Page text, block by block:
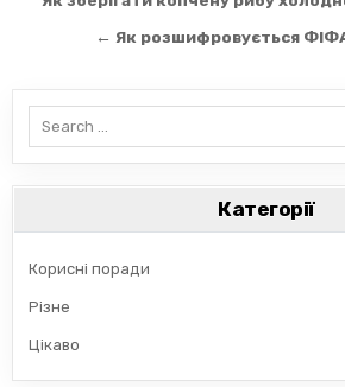
записів← Як розшифровується
Категорії
Корисні поради
Різне
Цікаво